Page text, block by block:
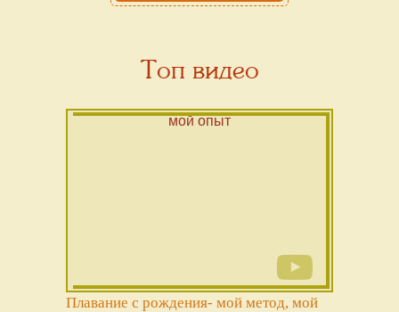
Топ видео
Плавание с рождения- мой метод, мой